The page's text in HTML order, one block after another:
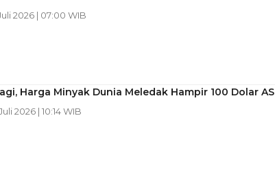
2026 | 07:00 WIB
Harga Minyak Dunia Meledak Hampir 100 Dolar AS
2026 | 10:14 WIB